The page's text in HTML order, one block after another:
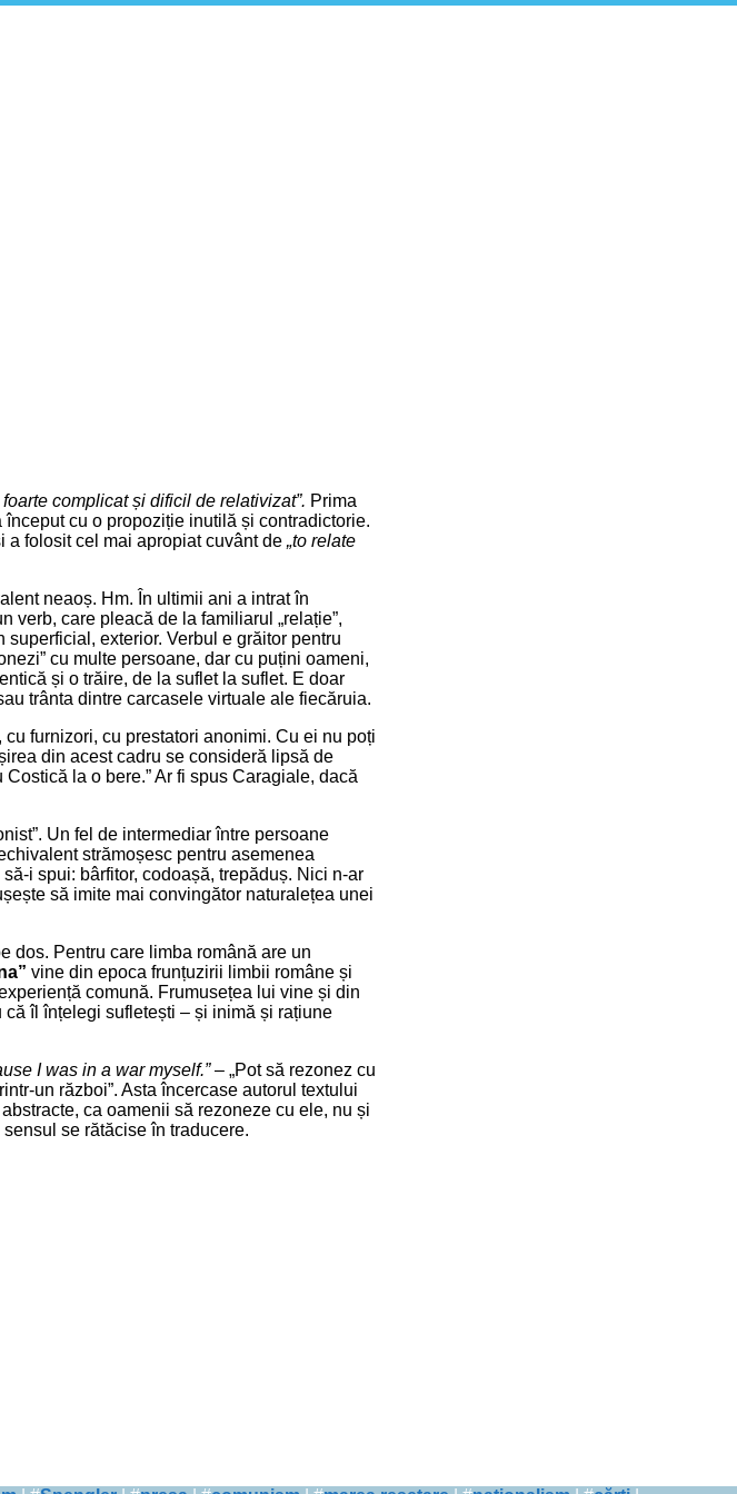
foarte complicat și dificil de relativizat”. Prima
început cu o propoziție inutilă și contradictorie.
a folosit cel mai apropiat cuvânt de „to relate
neaoș. Hm. În ultimii ani a intrat în
verb, care pleacă de la familiarul „relație”,
exterior. Verbul e grăitor pentru
cu multe persoane, dar cu puțini oameni,
și o trăire, de la suflet la suflet. E doar
trânta dintre carcasele virtuale ale fiecăruia.
furnizori, cu prestatori anonimi. Cu ei nu poți
din acest cadru se consideră lipsă de
la o bere.” Ar fi spus Caragiale, dacă
Un fel de intermediar între persoane
strămoșesc pentru asemenea
i spui: bârfitor, codoașă, trepăduș. Nici n-ar
să imite mai convingător naturalețea unei
dos. Pentru care limba română are un
vine din epoca frunțuzirii limbii române și
comună. Frumusețea lui vine și din
că îl înțelegi sufletești – și inimă și rațiune
I was in a war myself.”– „Pot să rezonez cu
un război”. Asta încercase autorul textului
ca oamenii să rezoneze cu ele, nu și
se rătăcise în traducere.